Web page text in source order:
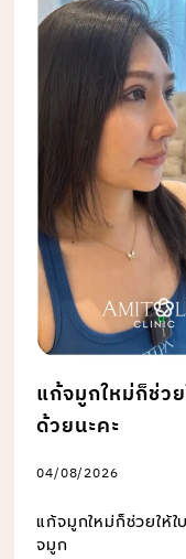
แก้จมูกใหม่ก็ช่ว
ด้วยนะคะ
04/08/2026
แก้จมูกใหม่ก็ช่วยให้ใ
จมูก